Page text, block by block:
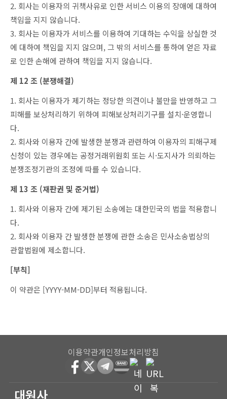
2. 회사는 이용자의 귀책사유로 인한 서비스 이용의 장애에 대하여
책임을 지지 않습니다.
3. 회사는 이용자가 서비스를 이용하여 기대하는 수익을 상실한 것
에 대하여 책임을 지지 않으며, 그 밖의 서비스를 통하여 얻은 자료
로 인한 손해에 관하여 책임을 지지 않습니다.
제 12 조 (분쟁해결)
1. 회사는 이용자가 제기하는 정당한 의견이나 불만을 반영하고 그
피해를 보상처리하기 위하여 피해보상처리기구를 설치·운영합니
다.
2. 회사와 이용자 간에 발생한 분쟁과 관련하여 이용자의 피해구제
신청이 있는 경우에는 공정거래위원회 또는 시·도지사가 의뢰하는
분쟁조정기관의 조정에 따를 수 있습니다.
제 13 조 (재판권 및 준거법)
1. 회사와 이용자 간에 제기된 소송에는 대한민국의 법을 적용합니
다.
2. 회사와 이용자 간 발생한 분쟁에 관한 소송은 민사소송법상의
관할법원에 제소합니다.
[부칙]
이 약관은 [YYYY-MM-DD]부터 적용됩니다.
이용약관개인정보처리방침
대원사